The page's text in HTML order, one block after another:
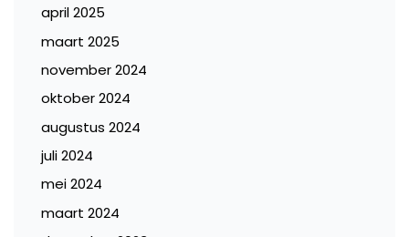
april 2025
maart 2025
november 2024
oktober 2024
augustus 2024
juli 2024
mei 2024
maart 2024